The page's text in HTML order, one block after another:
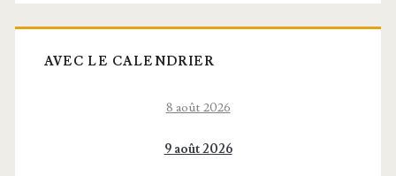
AVEC LE CALENDRIER
8 août 2026
9 août 2026